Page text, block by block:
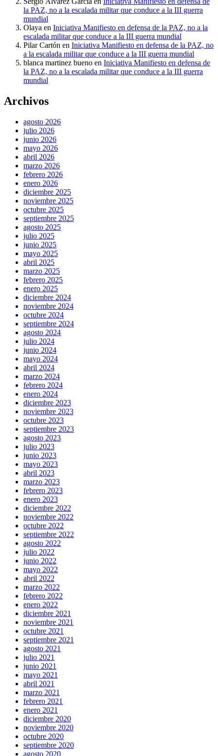
la PAZ, no a la escalada militar que conduce a la III guerra
mundial
Olaya en Iniciativa Manifiesto en defensa de la PAZ, no a la
escalada militar que conduce a la III guerra mundial
Pilar Cartón en Iniciativa Manifiesto en defensa de la PAZ, no
a la escalada militar que conduce a la III guerra mundial
blanca martinez bueno en Iniciativa Manifiesto en defensa de
la PAZ, no a la escalada militar que conduce a la III guerra
mundial
Archivos
agosto 2026
julio 2026
junio 2026
mayo 2026
abril 2026
marzo 2026
febrero 2026
enero 2026
diciembre 2025
noviembre 2025
octubre 2025
septiembre 2025
agosto 2025
julio 2025
junio 2025
mayo 2025
abril 2025
marzo 2025
febrero 2025
enero 2025
diciembre 2024
noviembre 2024
octubre 2024
septiembre 2024
agosto 2024
julio 2024
junio 2024
mayo 2024
abril 2024
marzo 2024
febrero 2024
enero 2024
diciembre 2023
noviembre 2023
octubre 2023
septiembre 2023
agosto 2023
julio 2023
junio 2023
mayo 2023
abril 2023
marzo 2023
febrero 2023
enero 2023
diciembre 2022
noviembre 2022
octubre 2022
septiembre 2022
agosto 2022
julio 2022
junio 2022
mayo 2022
abril 2022
marzo 2022
febrero 2022
enero 2022
diciembre 2021
noviembre 2021
octubre 2021
septiembre 2021
agosto 2021
julio 2021
junio 2021
mayo 2021
abril 2021
marzo 2021
febrero 2021
enero 2021
diciembre 2020
noviembre 2020
octubre 2020
septiembre 2020
agosto 2020